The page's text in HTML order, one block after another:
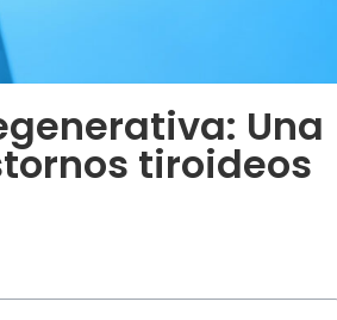
Una
tiroideos